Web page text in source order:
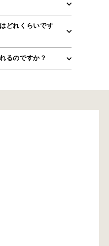
どれくらいです
るのですか？